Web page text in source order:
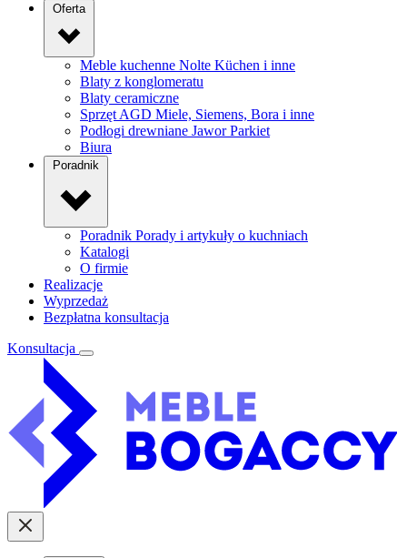
Oferta
Meble kuchenne Nolte Küchen i inne
Blaty z konglomeratu
Blaty ceramiczne
Sprzęt AGD Miele, Siemens, Bora i inne
Podłogi drewniane Jawor Parkiet
Biura
Poradnik Porady i artykuły o kuchniach
Katalogi
O firmie
Realizacje
Wyprzedaż
Bezpłatna konsultacja
Konsultacja